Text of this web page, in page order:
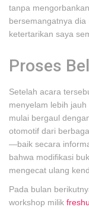
tanpa
bersemangatnya
ketertarikan saya
Proses
Setelah acara
menyelam lebih
mulai bergaul
otomotif dari
—baik secara
bahwa modifikasi
mengecat ulang
Pada bulan
workshop milik